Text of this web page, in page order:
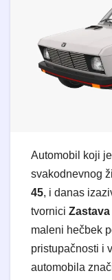
Automobil koji
svakodnevnog
45, i danas
tvornici
maleni hečbek
pristupačnosti i
automobila